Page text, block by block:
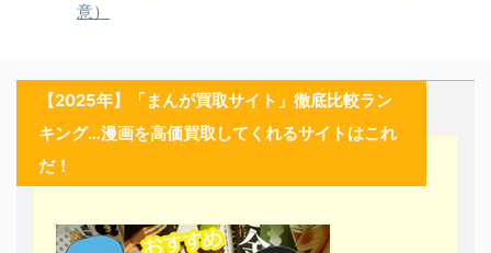
意）
【2025年】「まんが買取サイト」徹底比較ラン
キング…漫画を高価買取してくれるサイトはこれ
だ！